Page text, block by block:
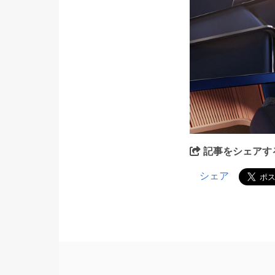
記事をシェアす
シェア